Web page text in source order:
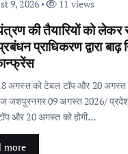
9, 2026
11 views
की तैयारियों को लेकर
प्राधिकरण द्वारा
अगस्त को टेबल टॉप और 20 अगस्त
जशपुरनगर 09 अगस्त 2026/
और 20 अगस्त को होगी…
more